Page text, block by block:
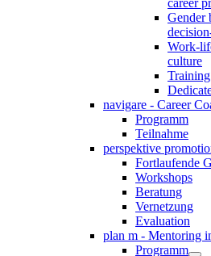
Gender
Work-
culture
Training
navigare - Career
Programm
Teilnahme
perspektive
Fortlaufende
Workshops
Beratung
Vernetzung
Evaluation
plan m - Mentoring
Programm